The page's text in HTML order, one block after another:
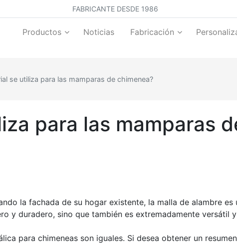
FABRICANTE DESDE 1986
Productos Noticias Fabricación
se utiliza para las mamparas de chimenea?
para las mamparas
la fachada de su hogar existente, la malla de alambre
y duradero, sino que también es extremadamente versátil
para chimeneas son iguales. Si desea obtener un